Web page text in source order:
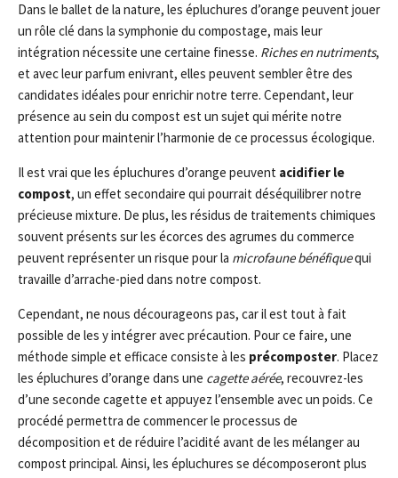
Dans le ballet de la nature, les épluchures d’orange peuvent jouer
un rôle clé dans la symphonie du compostage, mais leur
intégration nécessite une certaine finesse. Riches en nutriments,
et avec leur parfum enivrant, elles peuvent sembler être des
candidates idéales pour enrichir notre terre. Cependant, leur
présence au sein du compost est un sujet qui mérite notre
attention pour maintenir l’harmonie de ce processus écologique.
Il est vrai que les épluchures d’orange peuvent acidifier le
compost, un effet secondaire qui pourrait déséquilibrer notre
précieuse mixture. De plus, les résidus de traitements chimiques
souvent présents sur les écorces des agrumes du commerce
peuvent représenter un risque pour la microfaune bénéfiquequi
travaille d’arrache-pied dans notre compost.
Cependant, ne nous décourageons pas, car il est tout à fait
possible de les y intégrer avec précaution. Pour ce faire, une
méthode simple et efficace consiste à les précomposter. Placez
les épluchures d’orange dans une cagette aérée, recouvrez-les
d’une seconde cagette et appuyez l’ensemble avec un poids. Ce
procédé permettra de commencer le processus de
décomposition et de réduire l’acidité avant de les mélanger au
compost principal. Ainsi, les épluchures se décomposeront plus